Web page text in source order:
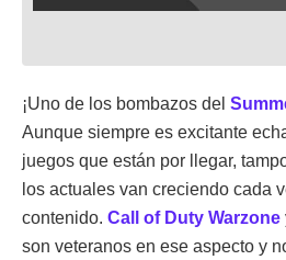
¡Uno de los bombazos del
Aunque siempre es excitante
juegos que están por llegar,
los actuales van creciendo cada
contenido. Call of Duty Warzone
son veteranos en ese aspecto y